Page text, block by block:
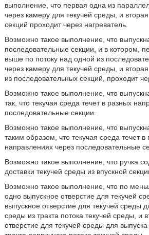
выполнение, что первая одна из
через камеру для текучей среды, и
секций проходит через нагреватель.
Возможно такое выполнение, что
последовательные секции, и в котором,
выше по потоку над одной из
через камеру для текучей среды, и
из последовательных секций, проходит
Возможно такое выполнение, что
так, что текучая среда течет в разных
последовательные секции.
Возможно такое выполнение, что
таким образом, что текучая среда течет
направлениях через последовательные
Возможно такое выполнение, что ручка
доставки текучей среды из впускной
Возможно такое выполнение, что по
одно выпускное отверстие для текучей
выпускное отверстие для текучей среды
среды из тракта потока текучей среды, и
отверстие для текучей среды для